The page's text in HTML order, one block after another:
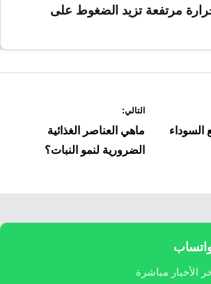
مرتفعة تزيد الضغوط على
السوداء
التالي:
ماهي العناصر الغذائية
الضرورية لنمو النبات؟
الأخبار مباشرة